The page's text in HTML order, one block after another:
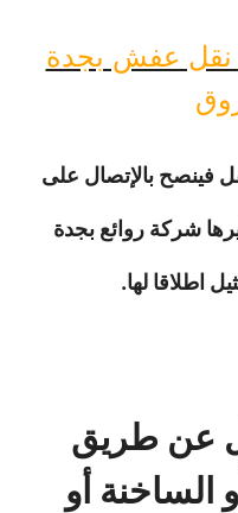
نقل عفش بجدة
فينصح بالإتصال على
شركة روائع بجدة
اطلاقا لها.
عن طريق
الساخنة أو